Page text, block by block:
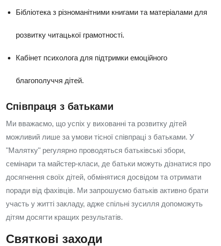
Бібліотека з різноманітними книгами та матеріалами для
розвитку читацької грамотності.
Кабінет психолога для підтримки емоційного
благополуччя дітей.
Співпраця з батьками
Ми вважаємо, що успіх у вихованні та розвитку дітей
можливий лише за умови тісної співпраці з батьками. У
"Малятку" регулярно проводяться батьківські збори,
семінари та майстер-класи, де батьки можуть дізнатися про
досягнення своїх дітей, обмінятися досвідом та отримати
поради від фахівців. Ми запрошуємо батьків активно брати
участь у житті закладу, адже спільні зусилля допоможуть
дітям досягти кращих результатів.
Святкові заходи